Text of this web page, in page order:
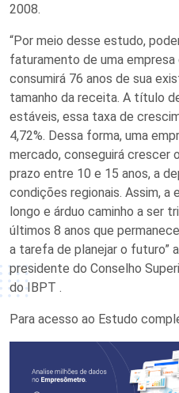
2008.
“Por meio desse estudo,
faturamento de uma empresa
consumirá 76 anos de sua
tamanho da receita. A título
estáveis, essa taxa de
4,72%. Dessa forma, uma
mercado, conseguirá crescer
prazo entre 10 e 15 anos, a
condições regionais. Assim, a
longo e árduo caminho a ser
últimos 8 anos que
a tarefa de planejar o futuro”
presidente do Conselho
do IBPT .
Para acesso ao Estudo